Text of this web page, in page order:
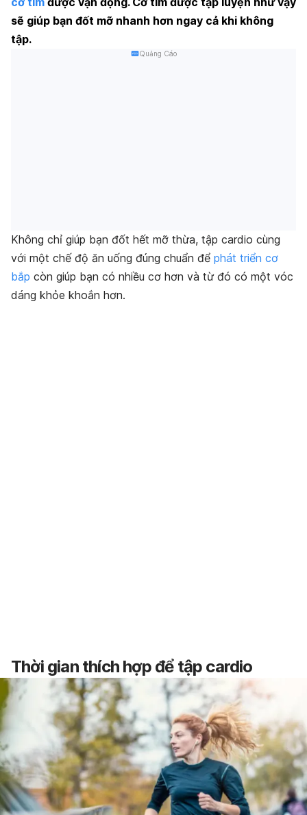
sẽ giúp bạn đốt mỡ nhanh hơn ngay cả khi không
tập.
Quảng Cáo
Không chỉ giúp bạn đốt hết mỡ thừa, tập cardio cùng
với một chế độ ăn uống đúng chuẩn để phát triển cơ
bắp còn giúp bạn có nhiều cơ hơn và từ đó có một vóc
dáng khỏe khoắn hơn.
Thời gian thích hợp để tập cardio